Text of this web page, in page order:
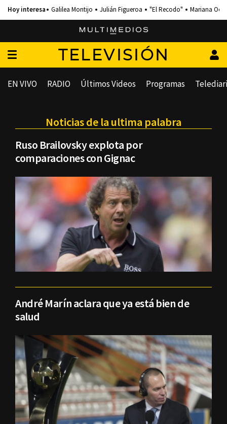
Galilea Montijo Julián Figueroa "El Recodo" Mariana
TELEVISIÓN
EN VIVO RADIO Últimos Videos Programas
Noticias de la ultima palabra
Ruso Brailovsky explota por
comparaciones con Gignac
André Marín aclara que ya está bien de
salud